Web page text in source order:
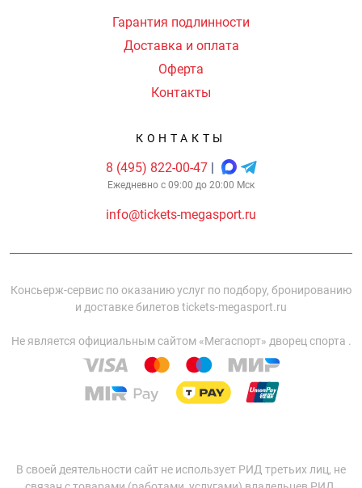
Гарантия подлинности
Доставка и оплата
Оферта
Контакты
КОНТАКТЫ
8 (495) 822-00-47 |
Ежедневно с 09:00 до 20:00 Мск
info@tickets-megasport.ru
Консьерж-сервис по оказанию услуг по подбору, бронированию
и доставке билетов tickets-megasport.ru
Не является официальным сайтом «Мегаспорт» дворец спорта .
В своей деятельности сайт не использует РИД третьих лиц, не